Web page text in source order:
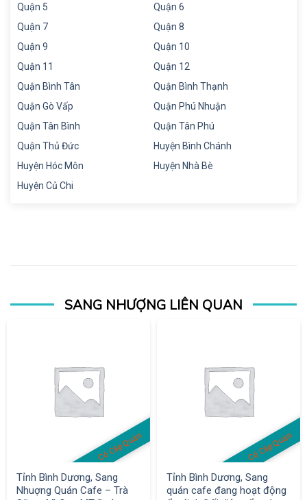
Quận 5
Quận 6
Quận 7
Quận 8
Quận 9
Quận 10
Quận 11
Quận 12
Quận Bình Tân
Quận Bình Thạnh
Quận Gò Vấp
Quận Phú Nhuận
Quận Tân Bình
Quận Tân Phú
Quận Thủ Đức
Huyện Bình Chánh
Huyện Hóc Môn
Huyện Nhà Bè
Huyện Củ Chi
SANG NHƯỢNG LIÊN QUAN
Có Clip Quán
Tỉnh Bình Dương, Sang
Nhuợng Quán Cafe – Trà
Có Clip Quán
Tỉnh Bình Dương, Sang
quán cafe đang hoạt động